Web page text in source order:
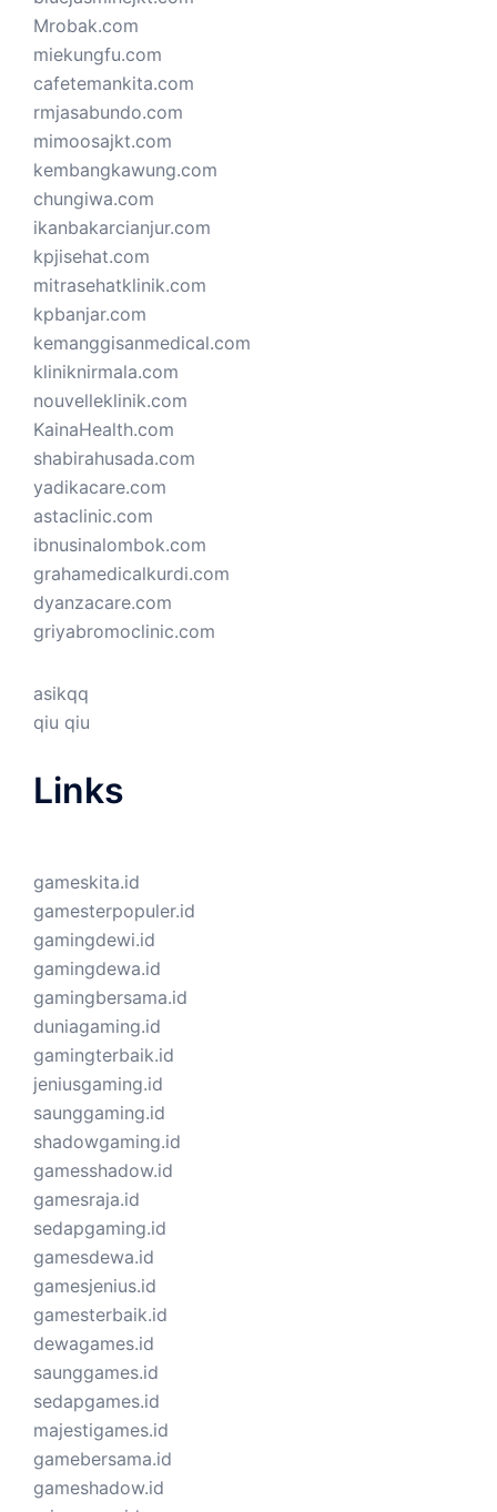
Mrobak.com
miekungfu.com
cafetemankita.com
rmjasabundo.com
mimoosajkt.com
kembangkawung.com
chungiwa.com
ikanbakarcianjur.com
kpjisehat.com
mitrasehatklinik.com
kpbanjar.com
kemanggisanmedical.com
kliniknirmala.com
nouvelleklinik.com
KainaHealth.com
shabirahusada.com
yadikacare.com
astaclinic.com
ibnusinalombok.com
grahamedicalkurdi.com
dyanzacare.com
griyabromoclinic.com
asikqq
qiu qiu
Links
gameskita.id
gamesterpopuler.id
gamingdewi.id
gamingdewa.id
gamingbersama.id
duniagaming.id
gamingterbaik.id
jeniusgaming.id
saunggaming.id
shadowgaming.id
gamesshadow.id
gamesraja.id
sedapgaming.id
gamesdewa.id
gamesjenius.id
gamesterbaik.id
dewagames.id
saunggames.id
sedapgames.id
majestigames.id
gamebersama.id
gameshadow.id